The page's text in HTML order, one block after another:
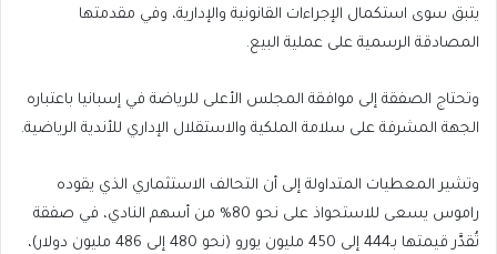
يتبق سوى استكمال الإجراءات القانونية والإدارية، وفي مقدمتها
المصادقة الرسمية على عملية البيع.
وتحتاج الصفقة إلى موافقة المجلس الأعلى للرياضة في إسبانيا باعتباره
الجهة المشرفة على سلامة الملكية والاستقلال الإداري للأندية الرياضية.
وتشير المعطيات المتداولة إلى أن التحالف الاستثماري الذي يقوده
راموس يسعى للاستحواذ على نحو 80% من أسهم النادي، في صفقة
تُقدَّر قيمتها بـ444 إلى 450 مليون يورو (نحو 480 إلى 486 مليون دولار)،